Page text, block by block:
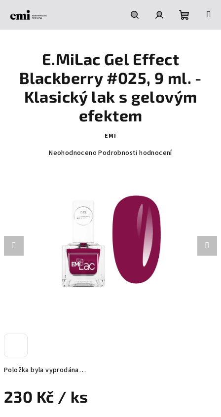
HledatPřihlášeníNákupní
Položka byla vyprodána…
230 Kč / ks
E.MiLac Gel Effect
Blackberry #025, 9 ml. -
Klasický lak s gelovým
efektem
EMI
Průměrné
hvězdiček.
Neohodnoceno Podrobnosti hodnocení